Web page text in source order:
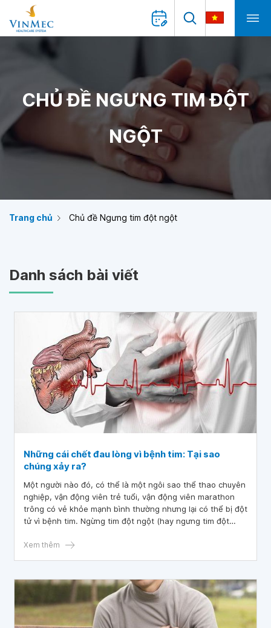
CHỦ ĐỀ NGƯNG TIM ĐỘT
NGỘT
Trang chủ Chủ đề Ngưng tim đột ngột
Danh sách bài viết
Những cái chết đau lòng vì bệnh tim: Tại sao
chúng xảy ra?
Một người nào đó, có thể là một ngôi sao thể thao chuyên
nghiệp, vận động viên trẻ tuổi, vận động viên marathon
trông có vẻ khỏe mạnh bình thường nhưng lại có thể bị đột
tử vì bệnh tim. Ngừng tim đột ngột (hay ngưng tim đột
mạch như bệnh mạch vành, bệnh cơ tim, tim bẩm sinh, rối
Xem thêm